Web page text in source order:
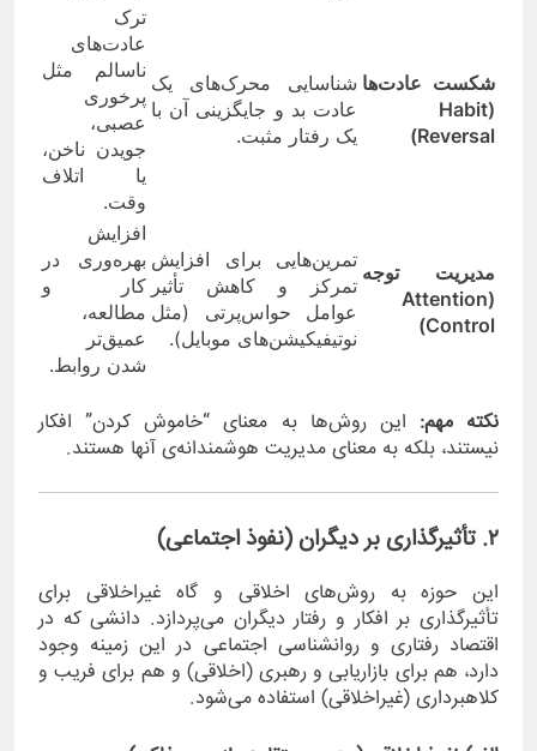
شکست عادت‌ها
(Habit
Reversal)
شناسایی محرک‌های یک
عادت بد و جایگزینی آن با
یک رفتار مثبت.
ترک
عادت‌های
ناسالم مثل
پرخوری
عصبی،
جویدن ناخن،
یا اتلاف
وقت.
مدیریت توجه
(Attention
Control)
تمرین‌هایی برای افزایش
تمرکز و کاهش تأثیر
عوامل حواس‌پرتی (مثل
نوتیفیکیشن‌های موبایل).
افزایش
بهره‌وری در
کار و
مطالعه،
عمیق‌تر
شدن روابط.
نکته مهم: این روش‌ها به معنای “خاموش کردن” افکار
نیستند، بلکه به معنای مدیریت هوشمندانه‌ی آنها هستند.
۲. تأثیرگذاری بر دیگران (نفوذ اجتماعی)
این حوزه به روش‌های اخلاقی و گاه غیراخلاقی برای
تأثیرگذاری بر افکار و رفتار دیگران می‌پردازد. دانشی که در
اقتصاد رفتاری و روانشناسی اجتماعی در این زمینه وجود
دارد، هم برای بازاریابی و رهبری (اخلاقی) و هم برای فریب و
کلاهبرداری (غیراخلاقی) استفاده می‌شود.